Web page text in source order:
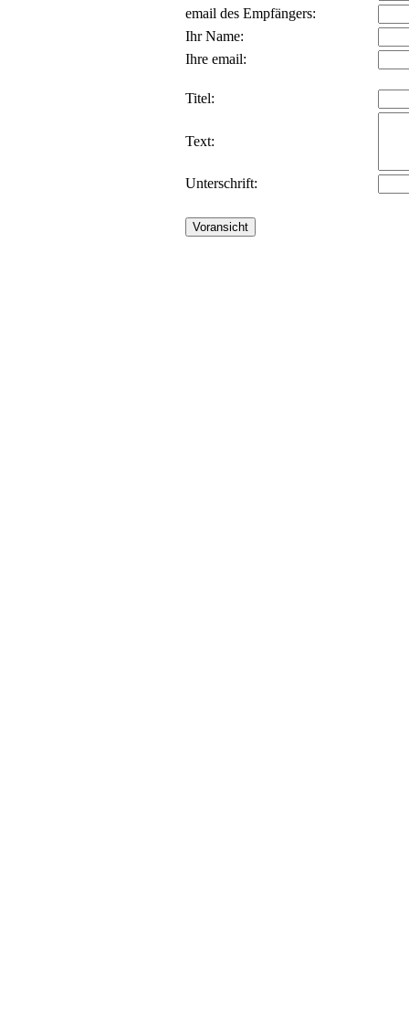
email des Empfängers:
Ihr Name:
Ihre email:
Titel:
Text:
Unterschrift: